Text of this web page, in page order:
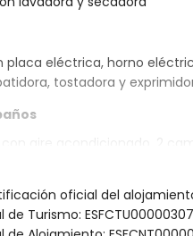
placa eléctrica, horno
tostadora y
con aire acondicionado, 2
aire acondicionado, 2
aire acondicionado, 2
oficial del
de Turismo: